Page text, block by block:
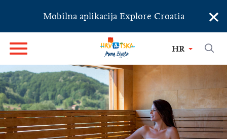
Mobilna aplikacija Explore Croatia ×
HR